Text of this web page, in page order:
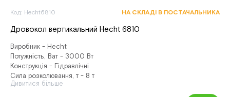
Код: Hecht6810 НА СКЛАДІ В ПОСТАЧАЛЬНИКА
Дровокол вертикальний Hecht 6810
Виробник - Hecht
Потужність, Ват - 3000 Вт
Конструкція - Гідравлічні
Сила розколювання, т - 8 т
Дивитися більше